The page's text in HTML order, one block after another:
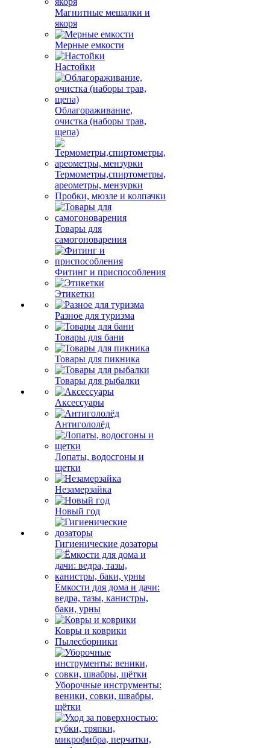
Магнитные мешалки и
якоря
Мерные емкости
Настойки
Облагораживание,
очистка (наборы трав,
щепа)
Термометры,спиртометры,
ареометры, мензурки
Пробки, мюзле и колпачки
Товары для
самогоноварения
Фитинг и приспособления
Этикетки
Разное для туризма
Товары для бани
Товары для пикника
Товары для рыбалки
Аксессуары
Антигололёд
Лопаты, водосгоны и
щетки
Незамерзайка
Новый год
Гигиенические дозаторы
Ёмкости для дома и дачи:
ведра, тазы, канистры,
баки, урны
Ковры и коврики
Пылесборники
Уборочные инструменты:
веники, совки, швабры,
щётки